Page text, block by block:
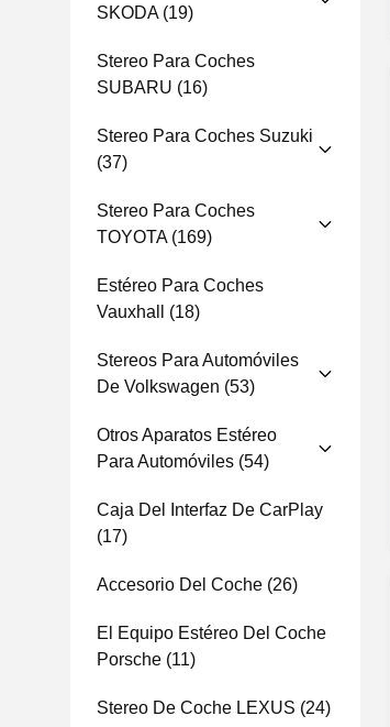
SKODA(19)
Stereo Para Coches
SUBARU (16)
Stereo Para Coches Suzuki
(37)
Stereo Para Coches
TOYOTA(169)
Estéreo Para Coches
Vauxhall
(18)
Stereos Para Automóviles
De Volkswagen (53)
Otros Aparatos Estéreo
Para Automóviles (54)
Caja Del Interfaz De CarPlay
(17)
Accesorio Del Coche (26)
El Equipo Estéreo Del Coche
Porsche (11)
Stereo De Coche LEXUS (24)